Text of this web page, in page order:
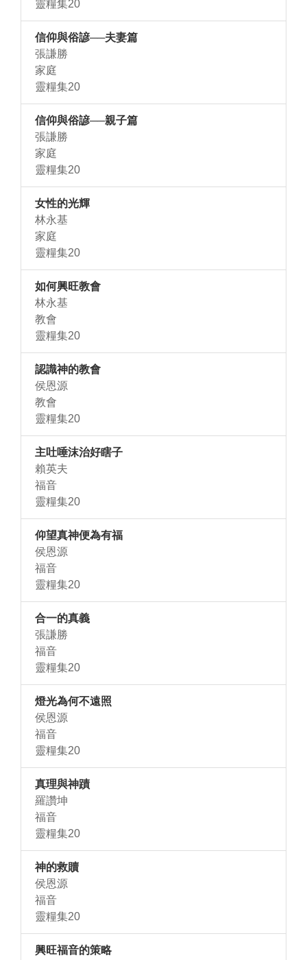
靈糧集20
信仰與俗諺──夫妻篇
張謙勝
家庭
靈糧集20
信仰與俗諺──親子篇
張謙勝
家庭
靈糧集20
女性的光輝
林永基
家庭
靈糧集20
如何興旺教會
林永基
教會
靈糧集20
認識神的教會
侯恩源
教會
靈糧集20
主吐唾沫治好瞎子
賴英夫
福音
靈糧集20
仰望真神便為有福
侯恩源
福音
靈糧集20
合一的真義
張謙勝
福音
靈糧集20
燈光為何不遠照
侯恩源
福音
靈糧集20
真理與神蹟
羅讚坤
福音
靈糧集20
神的救贖
侯恩源
福音
靈糧集20
興旺福音的策略